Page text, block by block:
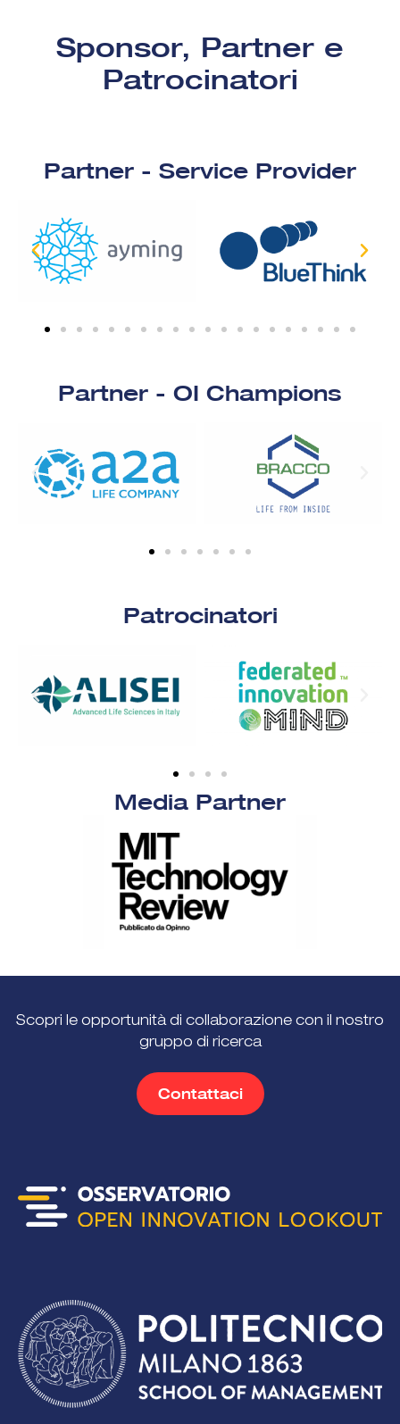
Sponsor, Partner e
Patrocinatori
Partner - Service Provider
Partner - OI Champions
Patrocinatori
Media Partner
Scopri le opportunità di collaborazione con il nostro
gruppo di ricerca
Contattaci